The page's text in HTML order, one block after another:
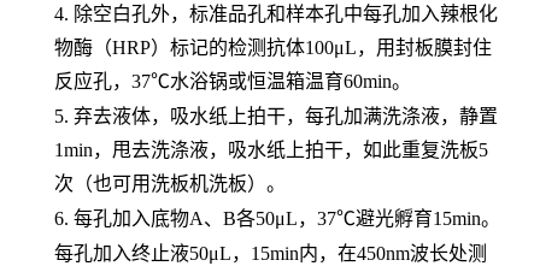
4. 除空白孔外，标准品孔和样本孔中每孔加入辣根化
物酶（HRP）标记的检测抗体100μL，用封板膜封住
反应孔，37℃水浴锅或恒温箱温育60min。
5. 弃去液体，吸水纸上拍干，每孔加满洗涤液，静置
1min，甩去洗涤液，吸水纸上拍干，如此重复洗板5
次（也可用洗板机洗板）。
6. 每孔加入底物A、B各50μL，37℃避光孵育15min。
每孔加入终止液50μL，15min内，在450nm波长处测